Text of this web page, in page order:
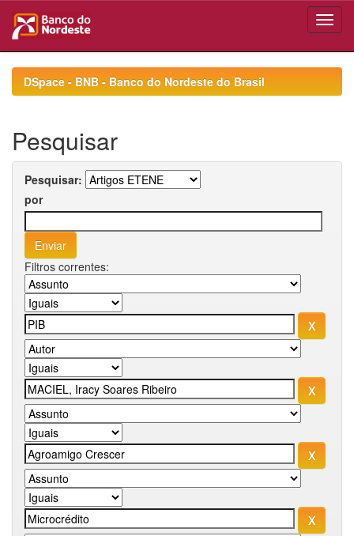
navigationDSpace - BNB - Banco do Nordeste do Brasil
Pesquisar
Pesquisar:
por
Filtros correntes: